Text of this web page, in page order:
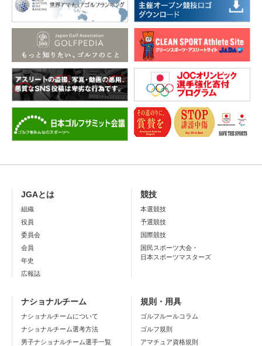
JGAとは
組織
役員
委員会
会員
年史
広報誌
競技
本選競技
予選競技
国際競技
国民スポーツ大会・
日本スポーツマスターズ
ナショナルチーム
ナショナルチームについて
ナショナルチーム選考方法
男子ナショナルチーム選手一覧
規則・用具
ゴルフルールコラム
ゴルフ規則
アマチュア資格規則